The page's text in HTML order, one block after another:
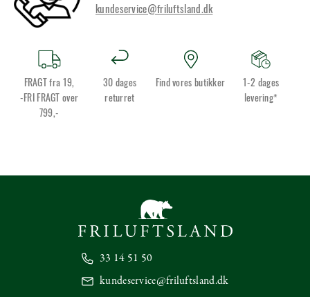
kundeservice@friluftsland.dk
FRAGT fra 19,
-FRI FRAGT over
799,-
30 dages
returret
Find vores butikker
1-2 dages
levering*
33 14 51 50
kundeservice@friluftsland.dk